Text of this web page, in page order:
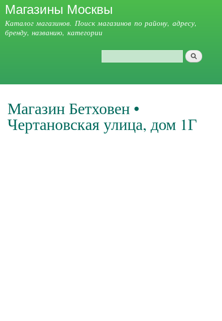
Перейти к
основному
содержанию
Магазины Москвы
Каталог магазинов. Поиск магазинов по району, адресу,
бренду, названию, категории
Магазин Бетховен •
Чертановская улица, дом 1Г